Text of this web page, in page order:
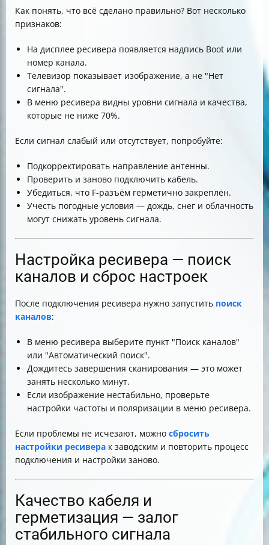
Как понять, что всё сделано правильно? Вот несколько
признаков:
На дисплее ресивера появляется надпись Boot или
номер канала.
Телевизор показывает изображение, а не "Нет
сигнала".
В меню ресивера видны уровни сигнала и качества,
которые не ниже 70%.
Если сигнал слабый или отсутствует, попробуйте:
Подкорректировать направление антенны.
Проверить и заново подключить кабель.
Убедиться, что F-разъём герметично закреплён.
Учесть погодные условия — дождь, снег и облачность
могут снижать уровень сигнала.
Настройка ресивера — поиск
каналов и сброс настроек
После подключения ресивера нужно запустить поиск
каналов:
В меню ресивера выберите пункт "Поиск каналов"
или "Автоматический поиск".
Дождитесь завершения сканирования — это может
занять несколько минут.
Если изображение нестабильно, проверьте
настройки частоты и поляризации в меню ресивера.
Если проблемы не исчезают, можно сбросить
настройки ресивера к заводским и повторить процесс
подключения и настройки заново.
Качество кабеля и
герметизация — залог
стабильного сигнала